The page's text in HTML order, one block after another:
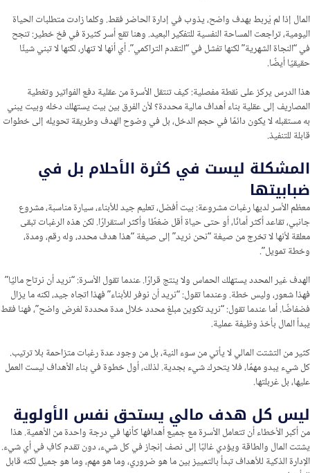
المال إذا لم يُربط بهدف واضح، يذوب في إدارة الحاضر فقط. وكلما زادت متطلبات الحياة
اليومية، تراجعت المساحة النفسية للتفكير البعيد. وهنا تقع أسر كثيرة في فخ خطير: تنجح
في “النجاة الشهرية” لكنها تفشل في “التقدم التراكمي”. أي أنها لا تنهار، لكنها لا تبني شيئًا
حقيقيًا أيضًا.
هذا الدرس يركز على نقطة مفصلية: كيف تنتقل الأسرة من عقلية دفع الفواتير وتغطية
المصاريف إلى عقلية بناء أهداف مالية محددة؟ لأن الفرق بين بيت يستهلك دخله وبيت يبني
به مستقبله لا يكون دائمًا في حجم الدخل، بل في وضوح الهدف وطريقة تحويله إلى خطوات
قابلة للتنفيذ.
المشكلة ليست في كثرة الأحلام بل في
ضبابيتها
معظم الأسر لديها رغبات مشروعة: بيت أفضل، تعليم جيد للأبناء، سيارة مناسبة، مشروع
جانبي، تقاعد أكثر أمانًا، أو حتى حياة أقل ضغطًا وأكثر استقرارًا. لكن هذه الرغبات تبقى
معلقة لأنها لا تخرج من صيغة “نحن نريد” إلى صيغة “هذا هدف محدد، وله رقم، ومدة،
وخطة تمويل”.
الهدف غير المحدد يستهلك الحماس ولا ينتج قرارًا. عندما تقول الأسرة: “نريد أن نرتاح ماليًا”
فهذا شعور، وليس خطة. وعندما تقول: “نريد أن نوفر للأبناء” فهذا اتجاه جيد، لكنه ما يزال
فضفاضًا. أما عندما تقول: “نريد تكوين مبلغ محدد خلال مدة محددة لغرض واضح”، فهنا فقط
يبدأ المال بأخذ وظيفة عملية.
كثير من التشتت المالي لا يأتي من سوء النية، بل من وجود عدة رغبات متزاحمة بلا ترتيب.
كل شيء يبدو مهمًا، فلا يتحرك شيء بجدية. لذلك، أول خطوة في بناء الأهداف ليست العمل
عليها، بل غربلتها.
ليس كل هدف مالي يستحق نفس الأولوية
من أكبر الأخطاء أن تتعامل الأسرة مع جميع أهدافها كأنها في درجة واحدة من الأهمية. هذا
يشتت المال والطاقة ويؤدي غالبًا إلى نصف إنجاز في كل شيء، دون تقدم كافٍ في أي شيء.
الإدارة الذكية للأهداف تبدأ بالتمييز بين ما هو ضروري، وما هو مهم، وما هو جميل لكنه قابل